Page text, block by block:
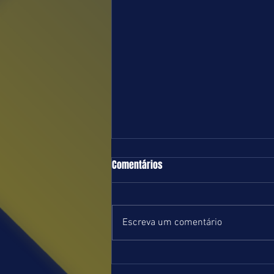
TURFE = DOMINGO = 09.08.26 = SP
Boa e equilibrada programação
no Hipódromo de Cidade Jardim.
Comentários
Escreva um comentário